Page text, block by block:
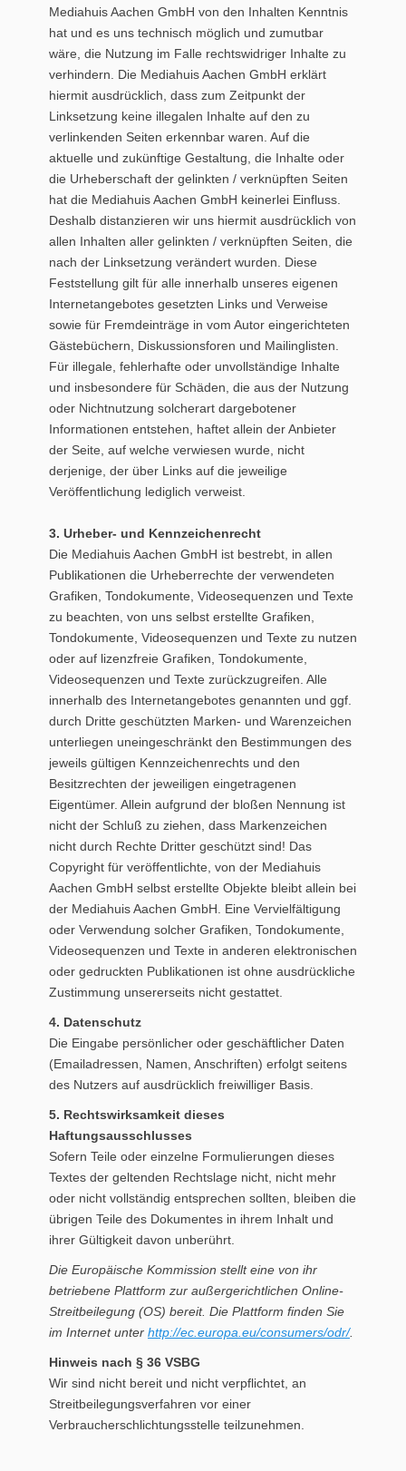
Mediahuis Aachen GmbH von den Inhalten Kenntnis
hat und es uns technisch möglich und zumutbar
wäre, die Nutzung im Falle rechtswidriger Inhalte zu
verhindern. Die Mediahuis Aachen GmbH erklärt
hiermit ausdrücklich, dass zum Zeitpunkt der
Linksetzung keine illegalen Inhalte auf den zu
verlinkenden Seiten erkennbar waren. Auf die
aktuelle und zukünftige Gestaltung, die Inhalte oder
die Urheberschaft der gelinkten / verknüpften Seiten
hat die Mediahuis Aachen GmbH keinerlei Einfluss.
Deshalb distanzieren wir uns hiermit ausdrücklich von
allen Inhalten aller gelinkten / verknüpften Seiten, die
nach der Linksetzung verändert wurden. Diese
Feststellung gilt für alle innerhalb unseres eigenen
Internetangebotes gesetzten Links und Verweise
sowie für Fremdeinträge in vom Autor eingerichteten
Gästebüchern, Diskussionsforen und Mailinglisten.
Für illegale, fehlerhafte oder unvollständige Inhalte
und insbesondere für Schäden, die aus der Nutzung
oder Nichtnutzung solcherart dargebotener
Informationen entstehen, haftet allein der Anbieter
der Seite, auf welche verwiesen wurde, nicht
derjenige, der über Links auf die jeweilige
Veröffentlichung lediglich verweist.
3. Urheber- und Kennzeichenrecht
Die Mediahuis Aachen GmbH ist bestrebt, in allen
Publikationen die Urheberrechte der verwendeten
Grafiken, Tondokumente, Videosequenzen und Texte
zu beachten, von uns selbst erstellte Grafiken,
Tondokumente, Videosequenzen und Texte zu nutzen
oder auf lizenzfreie Grafiken, Tondokumente,
Videosequenzen und Texte zurückzugreifen. Alle
innerhalb des Internetangebotes genannten und ggf.
durch Dritte geschützten Marken- und Warenzeichen
unterliegen uneingeschränkt den Bestimmungen des
jeweils gültigen Kennzeichenrechts und den
Besitzrechten der jeweiligen eingetragenen
Eigentümer. Allein aufgrund der bloßen Nennung ist
nicht der Schluß zu ziehen, dass Markenzeichen
nicht durch Rechte Dritter geschützt sind! Das
Copyright für veröffentlichte, von der Mediahuis
Aachen GmbH selbst erstellte Objekte bleibt allein bei
der Mediahuis Aachen GmbH. Eine Vervielfältigung
oder Verwendung solcher Grafiken, Tondokumente,
Videosequenzen und Texte in anderen elektronischen
oder gedruckten Publikationen ist ohne ausdrückliche
Zustimmung unsererseits nicht gestattet.
4. Datenschutz
Die Eingabe persönlicher oder geschäftlicher Daten
(Emailadressen, Namen, Anschriften) erfolgt seitens
des Nutzers auf ausdrücklich freiwilliger Basis.
5. Rechtswirksamkeit dieses
Haftungsausschlusses
Sofern Teile oder einzelne Formulierungen dieses
Textes der geltenden Rechtslage nicht, nicht mehr
oder nicht vollständig entsprechen sollten, bleiben die
übrigen Teile des Dokumentes in ihrem Inhalt und
ihrer Gültigkeit davon unberührt.
Die Europäische Kommission stellt eine von ihr
betriebene Plattform zur außergerichtlichen Online-
Streitbeilegung (OS) bereit. Die Plattform finden Sie
im Internet unter http://ec.europa.eu/consumers/odr/.
Hinweis nach § 36 VSBG
Wir sind nicht bereit und nicht verpflichtet, an
Streitbeilegungsverfahren vor einer
Verbraucherschlichtungsstelle teilzunehmen.